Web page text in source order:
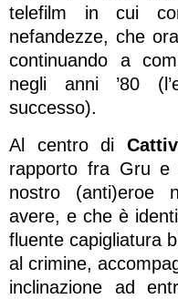
telefilm in cui
nefandezze, che
continuando a
negli anni ’80
successo).
Al centro di
rapporto fra Gru e
nostro (anti)eroe
avere, e che è
fluente capigliatura
al crimine,
inclinazione ad